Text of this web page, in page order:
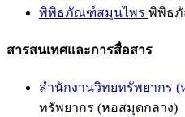
พิพิธภัณฑ์สมุนไพร พิพิธ
สารสนเทศและการสื่อสาร
สำนักงานวิทยทรัพยากร
ทรัพยากร (หอสมุดกลาง)